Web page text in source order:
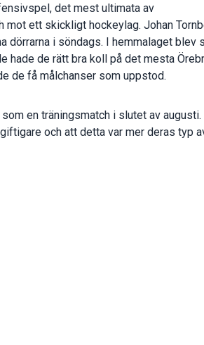
det mest ultimata av
ett skickligt hockeylag. Johan
dörrarna i söndags. I hemmalaget blev
hade de rätt bra koll på det mesta
de få målchanser som uppstod.
en träningsmatch i slutet av augusti.
och att detta var mer deras typ